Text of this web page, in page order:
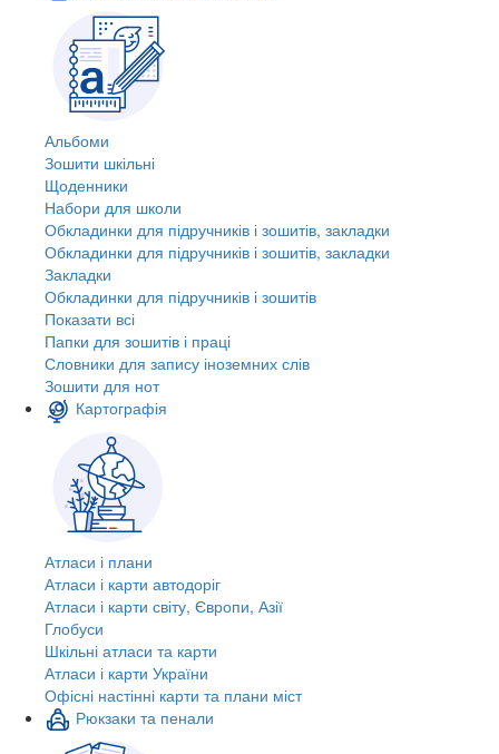
Альбоми
Зошити шкільні
Щоденники
Набори для школи
Обкладинки для підручників і зошитів, закладки
Обкладинки для підручників і зошитів, закладки
Закладки
Обкладинки для підручників і зошитів
Показати всі
Папки для зошитів і праці
Словники для запису іноземних слів
Зошити для нот
Картографія
Атласи і плани
Атласи і карти автодоріг
Атласи і карти світу, Європи, Азії
Глобуси
Шкільні атласи та карти
Атласи і карти України
Офісні настінні карти та плани міст
Рюкзаки та пенали